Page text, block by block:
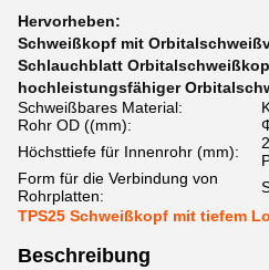
Hervorheben:
Schweißkopf mit
Schlauchblatt
hochleistungsfähiger
Schweißbares Material:
Rohr OD ((mm):
Höchsttiefe für Innenrohr (mm):
Form für die Verbindung von
Rohrplatten:
TPS25 Schweißkopf mit tiefem
Beschreibung